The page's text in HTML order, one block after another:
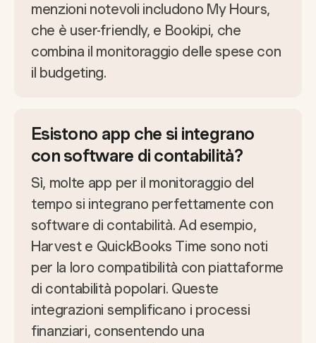
menzioni notevoli includono My Hours,
che è user-friendly, e Bookipi, che
combina il monitoraggio delle spese con
il budgeting.
Esistono app che si integrano
con software di contabilità?
Sì, molte app per il monitoraggio del
tempo si integrano perfettamente con
software di contabilità. Ad esempio,
Harvest e QuickBooks Time sono noti
per la loro compatibilità con piattaforme
di contabilità popolari. Queste
integrazioni semplificano i processi
finanziari, consentendo una